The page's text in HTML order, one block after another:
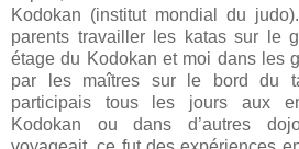
Kodokan (institut mondial du
parents travailler les katas sur le
étage du Kodokan et moi dans les
par les maîtres sur le bord du
participais tous les jours aux
Kodokan ou dans d’autres